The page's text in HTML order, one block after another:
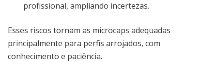
profissional, ampliando incertezas.
Esses riscos tornam as microcaps adequadas
principalmente para perfis arrojados, com
conhecimento e paciência.